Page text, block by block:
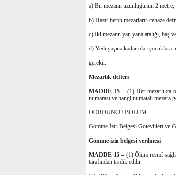
a) Bir mezarın uzunluğunun 2
b) Hazır beton mezarların cenaze
c) İki mezarın yan yana aralığı, baş
d) Yedi yaşına kadar olan çocuklara
gerekir.
Mezarlık defteri
MADDE 15 – (1) Her mezarlıkta
numarası ve hangi numaralı
DÖRDÜNCÜ BÖLÜM
Gömme İzin Belgesi Görevlileri ve
Gömme izin belgesi verilmesi
MADDE 16 –(1) Ölüm resmî
tarafından tasdik edilir.